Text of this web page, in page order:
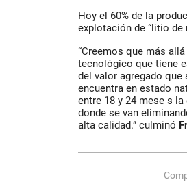
Hoy el 60% de la
explotación de “litio de
“Creemos que más
tecnológico que tiene
del valor agregado
encuentra en estado
entre 18 y 24 mese s
donde se van
alta calidad.” culminó